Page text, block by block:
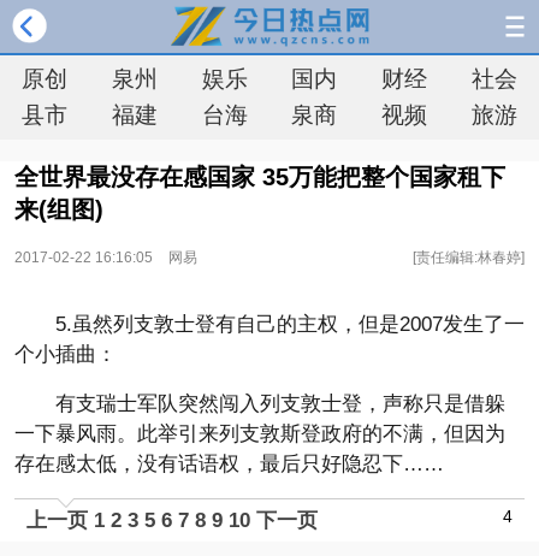
原创 泉州 娱乐 国内 财经
社会
县市
福建 台海 泉商 视频 旅游
全世界最没存在感国家 35万能把整个国家租下
来(组图)
2017-02-22 16:16:05 网易 [责任编辑:林春婷]
5.虽然列支敦士登有自己的主权，但是2007发生了一
个小插曲：
有支瑞士军队突然闯入列支敦士登，声称只是借躲
一下暴风雨。此举引来列支敦斯登政府的不满，但因为
存在感太低，没有话语权，最后只好隐忍下……
上一页 1 2 3 4
5 6 7 8 9 10 下一页